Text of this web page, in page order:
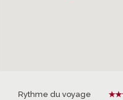
Rythme du voyage